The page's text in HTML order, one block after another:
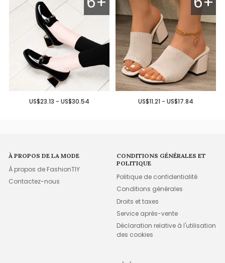
US$23.13 - US$30.54 US$11.21 - US$17.84
À PROPOS DE LA MODE
À propos de FashionTIY
Contactez-nous
CONDITIONS GÉNÉRALES ET
POLITIQUE
Politique de confidentialité
Conditions générales
Droits et taxes
Service après-vente
Déclaration relative à l'utilisation
des cookies